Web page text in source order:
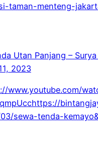
taman-menteng-
Utan Panjang –
2023
www.youtube.com/
sewa-tenda-